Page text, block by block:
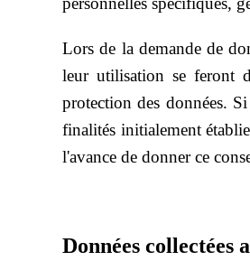
Lors de la demande de
leur utilisation se feront
protection des données.
finalités initialement
l'avance de donner ce
Données collectées